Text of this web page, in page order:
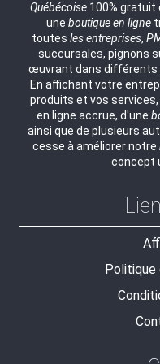
Québécoise100% gratuit
une boutique en ligne
toutes les entreprises,
succursales, pignons
œuvrant dans différents
En affichant votre
produits et vos
en ligne accrue, d'une
ainsi que de plusieurs
cesse à améliorer notre
concept
Politique